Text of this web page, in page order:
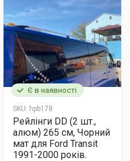
Є в наявності
SKU: hpb178
Рейлінги DD (2 шт.,
алюм) 265 см, Чорний
мат для Ford Transit
1991-2000 років.